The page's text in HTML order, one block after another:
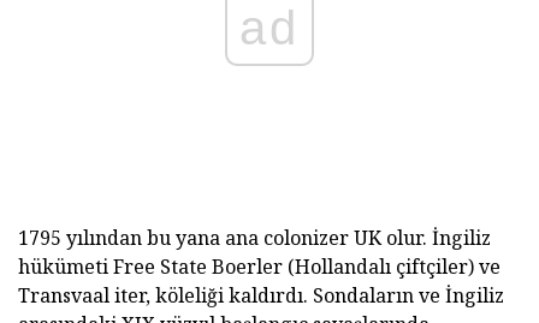
ad
1795 yılından bu yana ana colonizer UK olur. İngiliz
hükümeti Free State Boerler (Hollandalı çiftçiler) ve
Transvaal iter, köleliği kaldırdı. Sondaların ve İngiliz